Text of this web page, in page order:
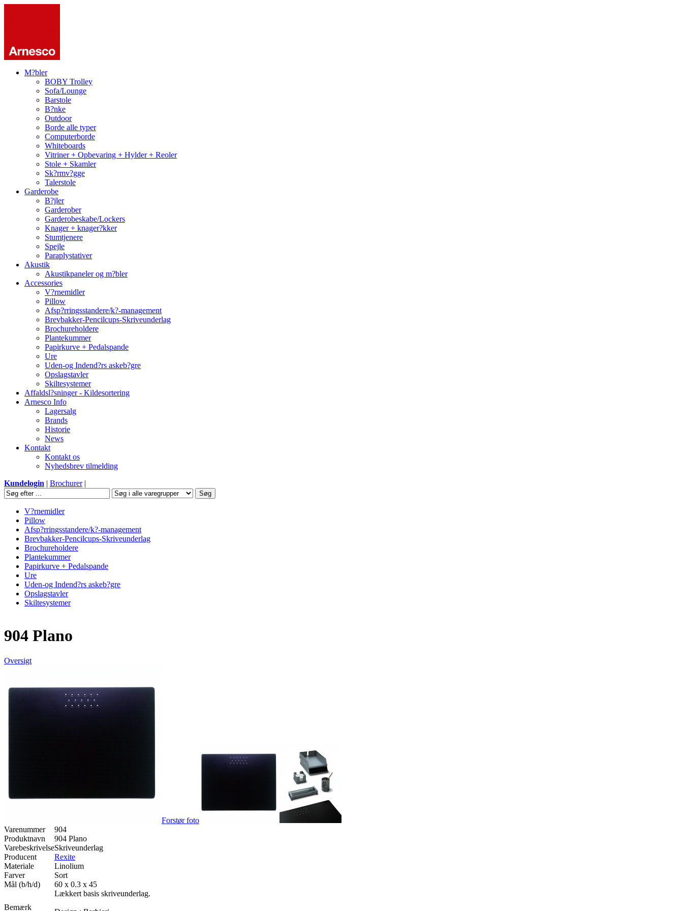
M?bler
BOBY Trolley
Sofa/Lounge
Barstole
B?nke
Outdoor
Borde alle typer
Computerborde
Whiteboards
Vitriner + Opbevaring + Hylder + Reoler
Stole + Skamler
Sk?rmv?gge
Talerstole
Garderobe
B?jler
Garderober
Garderobeskabe/Lockers
Knager + knager?kker
Stumtjenere
Spejle
Paraplystativer
Akustik
Akustikpaneler og m?bler
Accessories
V?rnemidler
Pillow
Afsp?rringsstandere/k?-management
Brevbakker-Pencilcups-Skriveunderlag
Brochureholdere
Plantekummer
Papirkurve + Pedalspande
Ure
Uden-og Indend?rs askeb?gre
Opslagstavler
Skiltesystemer
Affaldsl?sninger - Kildesortering
Arnesco Info
Lagersalg
Brands
Historie
News
Kontakt
Kontakt os
Nyhedsbrev tilmelding
Kundelogin | Brochurer|
V?rnemidler
Pillow
Afsp?rringsstandere/k?-management
Brevbakker-Pencilcups-Skriveunderlag
Brochureholdere
Plantekummer
Papirkurve + Pedalspande
Ure
Uden-og Indend?rs askeb?gre
Opslagstavler
Skiltesystemer
904 Plano
Oversigt
Forstør foto
Varenummer
904
Produktnavn
904 Plano
VarebeskrivelseSkriveunderlag
Producent
Rexite
Materiale
Linolium
Farver
Sort
Mål (b/h/d)
60 x 0.3 x 45
Bemærk
Lækkert basis skriveunderlag.